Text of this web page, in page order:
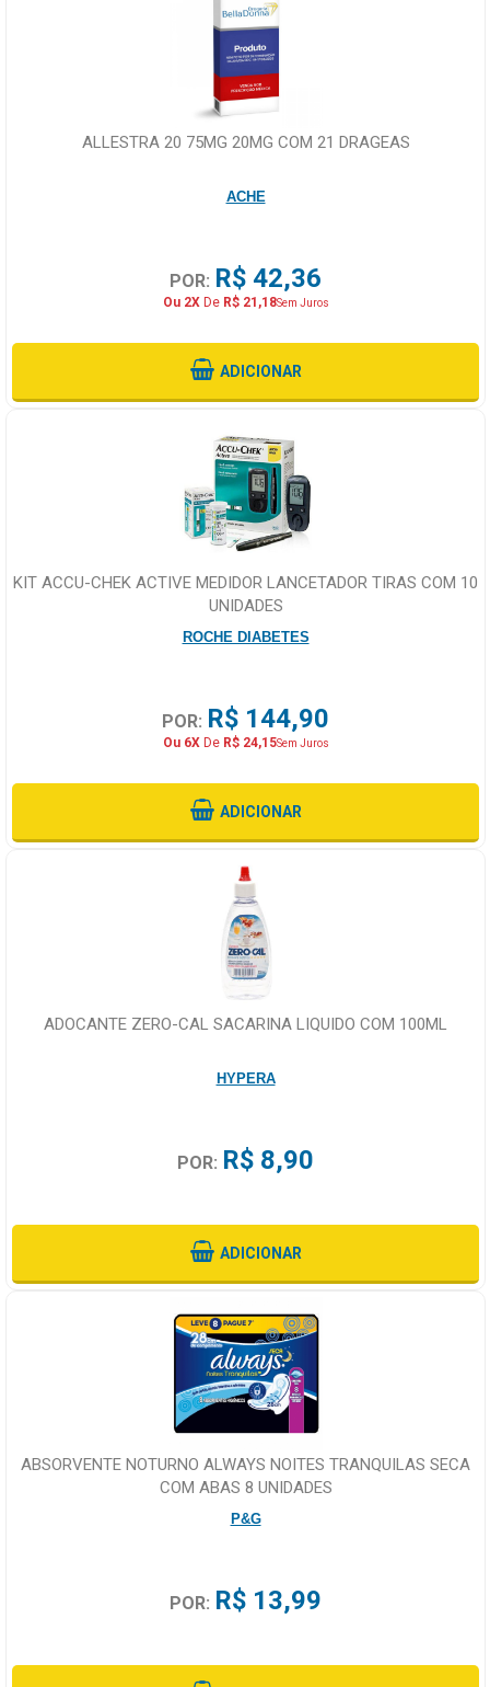
ALLESTRA 20 75MG 20MG COM 21 DRAGEAS
ACHE
POR: R$ 42,36
Ou 2XDe R$ 21,18Sem Juros
ADICIONAR
KIT ACCU-CHEK ACTIVE MEDIDOR LANCETADOR TIRAS COM 10
UNIDADES
ROCHE DIABETES
POR: R$ 144,90
Ou 6XDe R$ 24,15Sem Juros
ADICIONAR
ADOCANTE ZERO-CAL SACARINA LIQUIDO COM 100ML
HYPERA
POR: R$ 8,90
ADICIONAR
ABSORVENTE NOTURNO ALWAYS NOITES TRANQUILAS SECA
COM ABAS 8 UNIDADES
P&G
POR: R$ 13,99